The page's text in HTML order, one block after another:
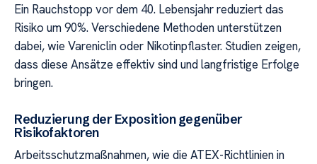
Ein Rauchstopp vor dem 40. Lebensjahr reduziert das
Risiko um 90%. Verschiedene Methoden unterstützen
dabei, wie Vareniclin oder Nikotinpflaster. Studien zeigen,
dass diese Ansätze effektiv sind und langfristige Erfolge
bringen.
Reduzierung der Exposition gegenüber
Risikofaktoren
Arbeitsschutzmaßnahmen, wie die ATEX-Richtlinien in